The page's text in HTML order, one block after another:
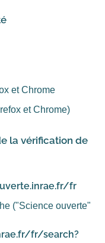
et Chrome
et Chrome)
la vérification de
fr
("Science ouverte"
fr/search?